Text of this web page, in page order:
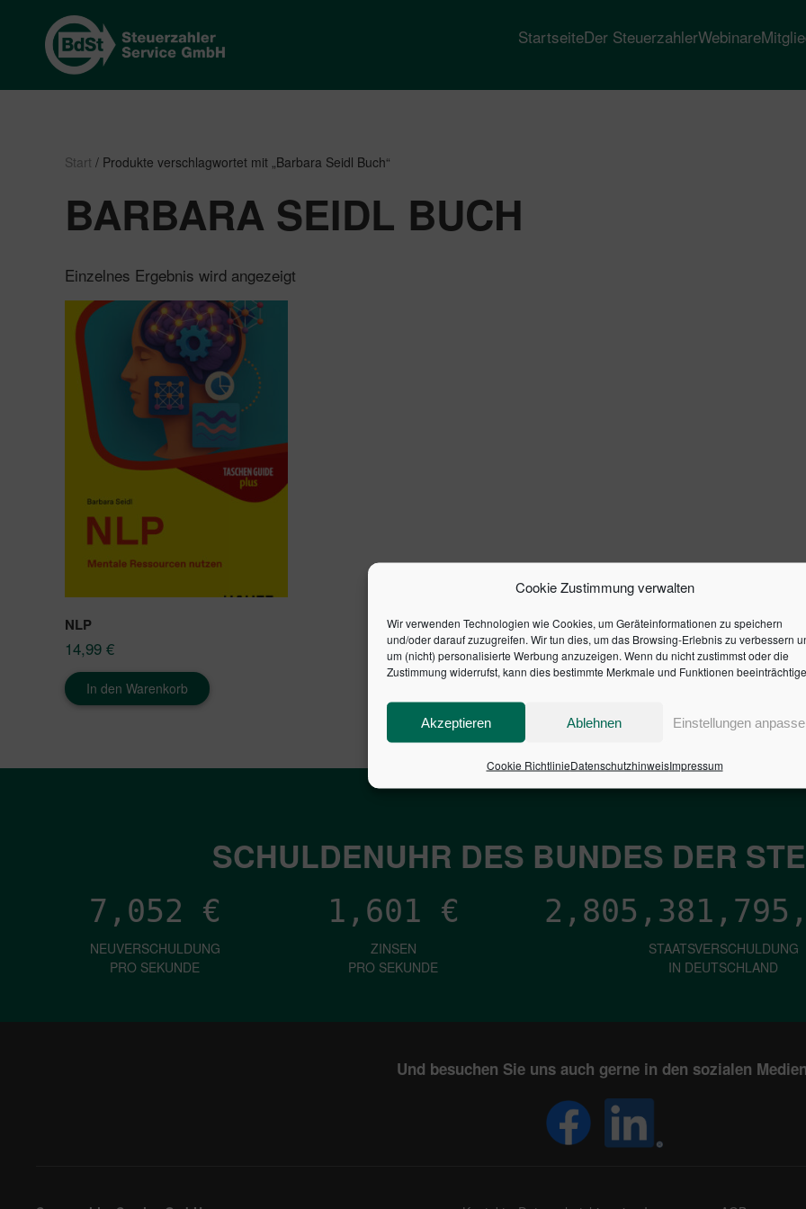
Cookie Zustimmung verwalten
Wir verwenden Technologien wie Cookies, um Geräteinformationen zu speichern
und/oder darauf zuzugreifen. Wir tun dies, um das Browsing-Erlebnis zu verbessern
um (nicht) personalisierte Werbung anzuzeigen. Wenn du nicht zustimmst oder die
Zustimmung widerrufst, kann dies bestimmte Merkmale und Funktionen
Akzeptieren Ablehnen Einstellungen
Cookie RichtlinieDatenschutzhinweisImpressum
StartseiteDer SteuerzahlerWebinare
Start / Produkte verschlagwortet mit „Barbara Seidl Buch“
BARBARA SEIDL BUCH
Einzelnes Ergebnis wird angezeigt
NLP
14,99 €
In den Warenkorb
SCHULDENUHR DES BUNDES DER
7,052 €
NEUVERSCHULDUNG
PRO SEKUNDE
1,601 €
ZINSEN
PRO SEKUNDE
STAATSVERSCHULDUNG
IN DEUTSCHLAND
Und besuchen Sie uns auch gerne in den sozialen